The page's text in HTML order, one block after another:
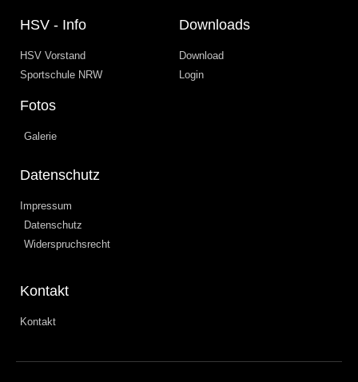
HSV - Info
HSV Vorstand
Sportschule NRW
Fotos
Galerie
Downloads
Download
Login
Datenschutz
Impressum
Datenschutz
Widerspruchsrecht
Kontakt
Kontakt